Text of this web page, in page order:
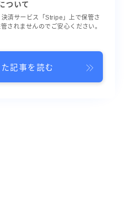
ついて
済サービス「Stripe」上で保管さ
されませんのでご安心ください。
記事を読む